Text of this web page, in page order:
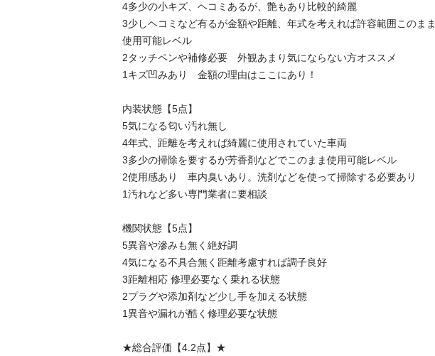
4多少の小キズ、ヘコミあるが、艶もあり比較的綺麗
3少しヘコミなど有るが金額や距離、年式を考えれば許容範囲このまま
使用可能レベル
2タッチペンや補修必要　外観あまり気にならない方オススメ
1キズ凹みあり　金額の理由はここにあり！
内装状態【5点】
5気になる匂い汚れ無し
4年式、距離を考えれば綺麗に使用されていた車両
3多少の掃除を要するが芳香剤などでこのまま使用可能レベル
2使用感あり　車内臭いあり。洗剤などを使って掃除する必要あり
1汚れなど多い専門業者に要相談
機関状態【5点】
5異音や滲みも無く絶好調
4気になる不具合無く距離考慮すれば調子良好
3距離相応 修理必要なく乗れる状態
2プラグや添加剤など少し手を加える状態
1異音や漏れが酷く修理必要な状態
★総合評価【4.2点】★